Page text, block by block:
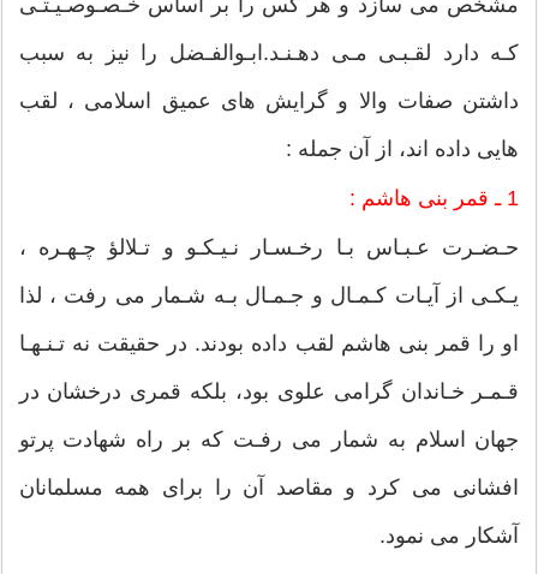
مشخص مى سازد و هر كس را بر اساس خـصـوصـیـتـى
كـه دارد لقـبـى مـى دهـنـد.ابـوالفـضل را نیز به سبب
داشتن صفات والا و گرایش هاى عمیق اسلامى ، لقب
هایى داده اند، از آن جمله :
1 ـ قمر بنى هاشم :
حـضـرت عـبـاس بـا رخـسـار نـیـكـو و تـلالؤ چـهـره ،
یـكـى از آیـات كـمـال و جـمـال بـه شـمار مى رفت ، لذا
او را قمر بنى هاشم لقب داده بودند. در حقیقت نه تـنـهـا
قـمـر خـاندان گرامى علوى بود، بلكه قمرى درخشان در
جهان اسلام به شمار مى رفـت كه بر راه شهادت پرتو
افشانى مى كرد و مقاصد آن را براى همه مسلمانان
آشكار مى نمود.